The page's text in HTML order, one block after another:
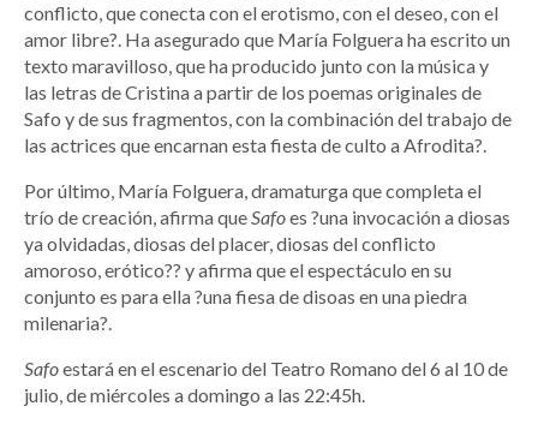
conflicto, que conecta con el erotismo, con el deseo, con el
amor libre?. Ha asegurado que María Folguera ha escrito un
texto maravilloso, que ha producido junto con la música y
las letras de Cristina a partir de los poemas originales de
Safo y de sus fragmentos, con la combinación del trabajo de
las actrices que encarnan esta fiesta de culto a Afrodita?.
Por último, María Folguera, dramaturga que completa el
trío de creación, afirma queSafoes ?una invocación a diosas
ya olvidadas, diosas del placer, diosas del conflicto
amoroso, erótico?? y afirma que el espectáculo en su
conjunto es para ella ?una fiesa de disoas en una piedra
milenaria?.
Safoestará en el escenario del Teatro Romano del 6 al 10 de
julio, de miércoles a domingo a las 22:45h.